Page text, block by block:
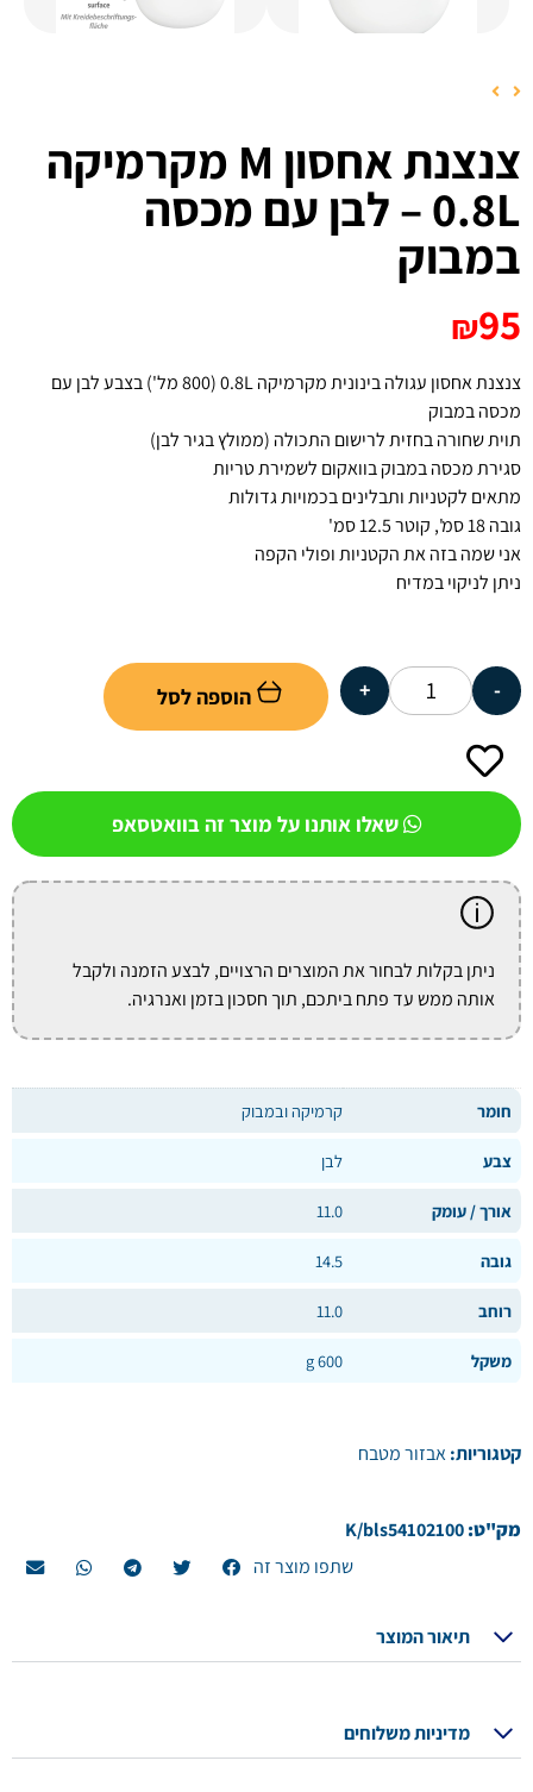
צנצנת אחסון M מקרמיקה
0.8L – לבן עם מכסה
במבוק
₪95
צנצנת אחסון עגולה בינונית מקרמיקה 0.8L (800 מל') בצבע לבן עם
מכסה במבוק
תוית שחורה בחזית לרישום התכולה (ממולץ בגיר לבן)
סגירת מכסה במבוק בוואקום לשמירת טריות
מתאים לקטניות ותבלינים בכמויות גדולות
גובה 18 סמ', קוטר 12.5 סמ'
אני שמה בזה את הקטניות ופולי הקפה
ניתן לניקוי במדיח
הוספה לסל
שאלו אותנו על מוצר זה בוואטסאפ
ניתן בקלות לבחור את המוצרים הרצויים, לבצע הזמנה ולקבל
אותה ממש עד פתח ביתכם, תוך חסכון בזמן ואנרגיה.
חומר קרמיקה ובמבוק
צבע לבן
אורך / עומק 11.0
גובה 14.5
רוחב 11.0
משקל 600 g
קטגוריות:אבזור מטבח
מק"ט:K/bls54102100
שתפו מוצר זה
תיאור המוצר
מדיניות משלוחים